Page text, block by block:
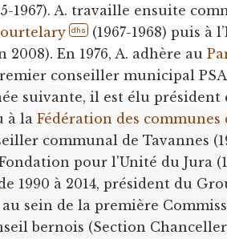
1967). A. travaille ensuite
dhs
(1967-1968) puis à
2008). En 1976, A. adhère au
conseiller municipal
suivante, il est élu
à laFédération des communes
communal de Tavannes
pour l'Unité du Jura
1990 à 2014, président du
au sein de la première
bernois (Section